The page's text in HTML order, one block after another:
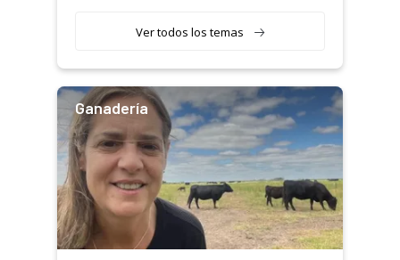
Ver todos los temas
Ganadería